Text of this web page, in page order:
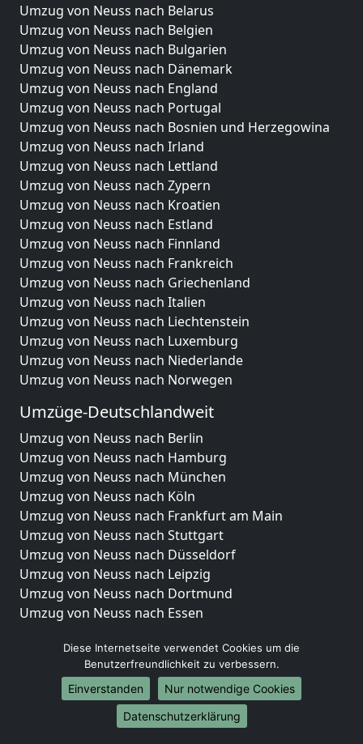
Umzug von Neuss nach Belarus
Umzug von Neuss nach Belgien
Umzug von Neuss nach Bulgarien
Umzug von Neuss nach Dänemark
Umzug von Neuss nach England
Umzug von Neuss nach Portugal
Umzug von Neuss nach Bosnien und Herzegowina
Umzug von Neuss nach Irland
Umzug von Neuss nach Lettland
Umzug von Neuss nach Zypern
Umzug von Neuss nach Kroatien
Umzug von Neuss nach Estland
Umzug von Neuss nach Finnland
Umzug von Neuss nach Frankreich
Umzug von Neuss nach Griechenland
Umzug von Neuss nach Italien
Umzug von Neuss nach Liechtenstein
Umzug von Neuss nach Luxemburg
Umzug von Neuss nach Niederlande
Umzug von Neuss nach Norwegen
Umzüge-Deutschlandweit
Umzug von Neuss nach Berlin
Umzug von Neuss nach Hamburg
Umzug von Neuss nach München
Umzug von Neuss nach Köln
Umzug von Neuss nach Frankfurt am Main
Umzug von Neuss nach Stuttgart
Umzug von Neuss nach Düsseldorf
Umzug von Neuss nach Leipzig
Umzug von Neuss nach Dortmund
Umzug von Neuss nach Essen
Umzug von Neuss nach Dresden
Umzug von Neuss nach Hannover
Umzug von Neuss nach Nürnberg
Umzug von Neuss nach Duisburg
Umzug von Neuss nach Bochum
Diese Internetseite verwendet Cookies um die
Benutzerfreundlichkeit zu verbessern.
Einverstanden
Nur notwendige Cookies
Datenschutzerklärung